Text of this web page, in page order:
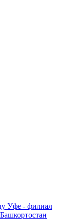
Уфе - филиал